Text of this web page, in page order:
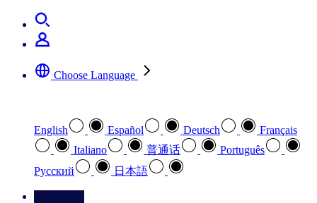
Choose Language
English Español Deutsch
Français
Italiano
普通话
Português
Pусский
日本語